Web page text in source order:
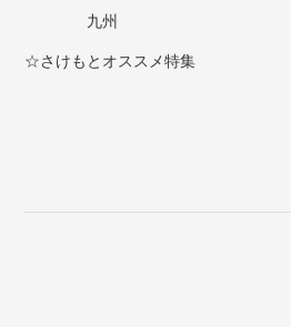
九州
☆さけもとオススメ特集